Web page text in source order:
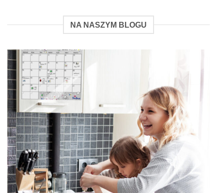
NA NASZYM BLOGU